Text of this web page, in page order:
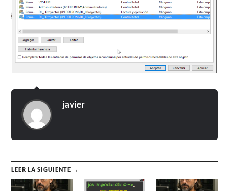
javier
LEER LA SIGUIENTE →